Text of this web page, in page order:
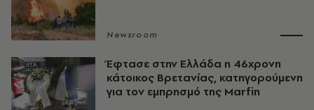
Newsroom
Έφτασε στην Ελλάδα η 46χρονη
κάτοικος Βρετανίας, κατηγορούμενη
για τον εμπρησμό της Marfin